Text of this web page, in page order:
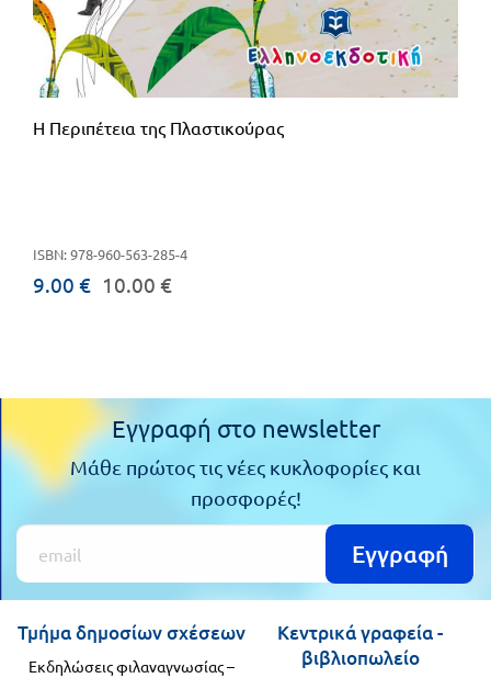
Η Περιπέτεια της Πλαστικούρας
ISBN: 978-960-563-285-4
9.00 € 10.00 €
Εγγραφή στο newsletter
Μάθε πρώτος τις νέες κυκλοφορίες και
προσφορές!
Εγγραφή
Κεντρικά γραφεία -
βιβλιοπωλείο
Τμήμα δημοσίων σχέσεων
Εκδηλώσεις φιλαναγνωσίας –